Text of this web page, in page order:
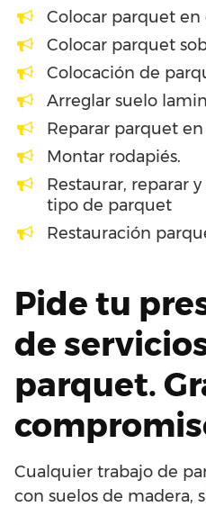
Colocar parquet en
Colocar parquet
Colocación de
Arreglar suelo
Reparar parquet en
Montar rodapiés.
Restaurar, reparar
tipo de parquet
Restauración
Pide tu
de
parquet.
Cualquier trabajo de
con suelos de madera,